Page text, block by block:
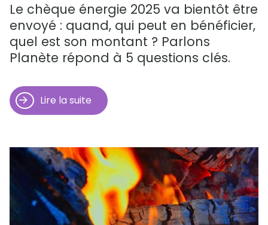
Le chèque énergie 2025 va bientôt être
envoyé : quand, qui peut en bénéficier,
quel est son montant ? Parlons
Planète répond à 5 questions clés.
Lire la suite